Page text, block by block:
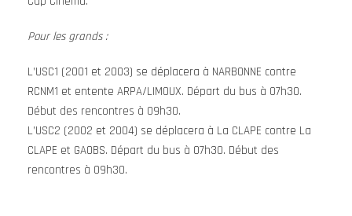
Pour les grands :
L’USC1 (2001 et 2003) se déplacera à NARBONNE contre
RCNM1 et entente ARPA/LIMOUX. Départ du bus à 07h30.
Début des rencontres à 09h30.
L’USC2 (2002 et 2004) se déplacera à La CLAPE contre La
CLAPE et GAOBS. Départ du bus à 07h30. Début des
rencontres à 09h30.